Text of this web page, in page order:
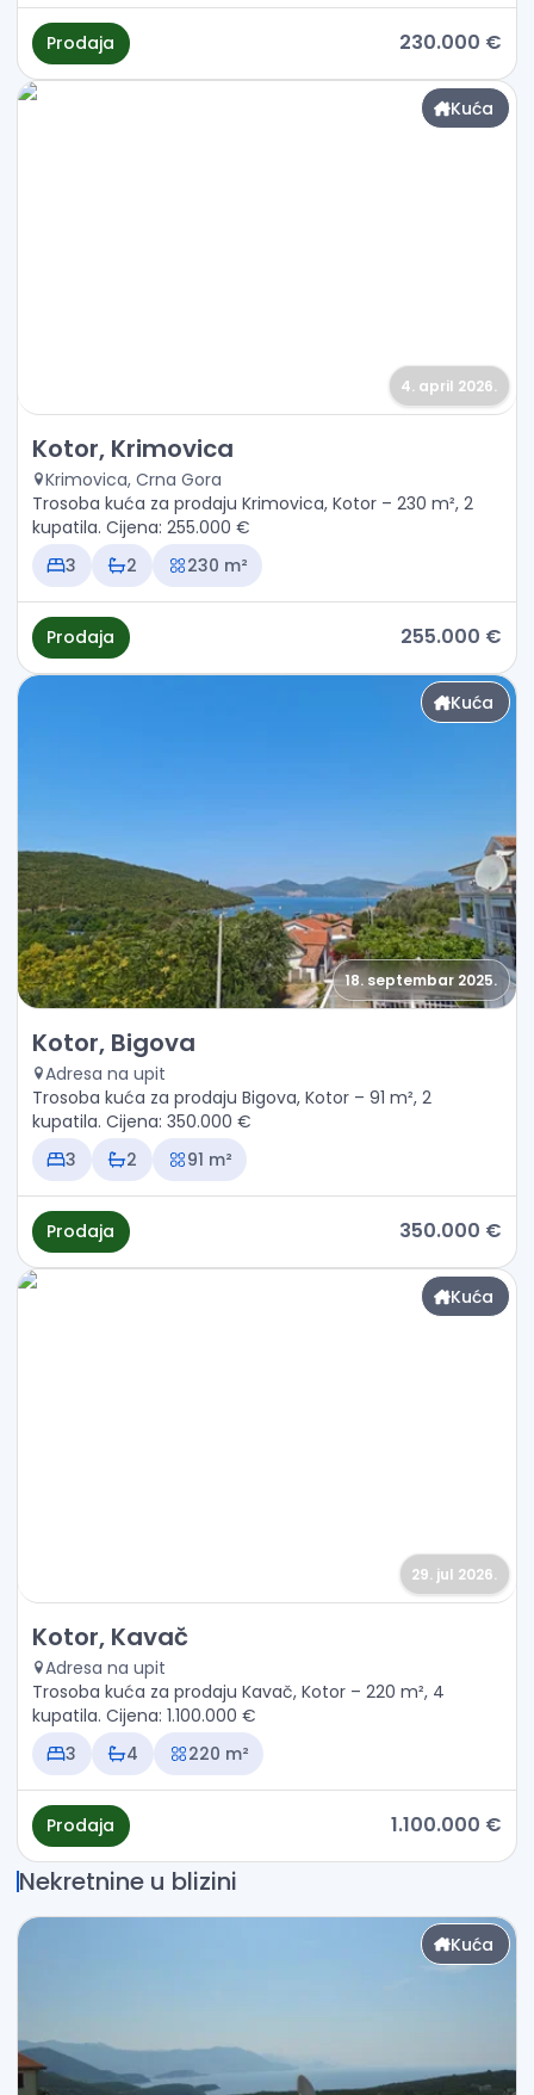
Prodaja 230.000 €
Kuća
4. april 2026.
Prodaja - Kuća Kotor, Krimovica
Kotor, Krimovica
Krimovica, Crna Gora
Trosoba kuća za prodaju Krimovica, Kotor – 230 m², 2
kupatila. Cijena: 255.000 €
3
2 230 m²
Prodaja 255.000 €
Kuća
18. septembar 2025.
Prodaja - Kuća Kotor, Bigova
Kotor, Bigova
Adresa na upit
Trosoba kuća za prodaju Bigova, Kotor – 91 m², 2
kupatila. Cijena: 350.000 €
3
2 91 m²
Prodaja 350.000 €
Kuća
29. jul 2026.
Prodaja - Kuća Kotor, Kavač
Kotor, Kavač
Adresa na upit
Trosoba kuća za prodaju Kavač, Kotor – 220 m², 4
kupatila. Cijena: 1.100.000 €
3
4 220 m²
Prodaja 1.100.000 €
Nekretnine u blizini
Kuća